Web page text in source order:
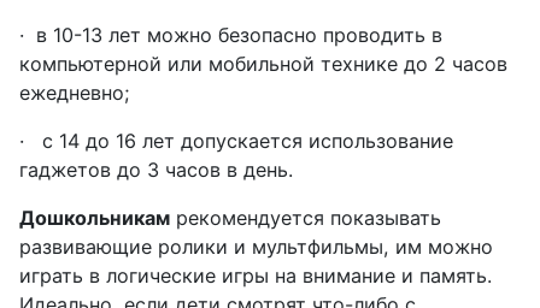
· в 10-13 лет можно безопасно проводить в
компьютерной или мобильной технике до 2 часов
ежедневно;
·
с 14 до 16 лет допускается использование
гаджетов до 3 часов в день.
Дошкольникам рекомендуется показывать
развивающие ролики и мультфильмы, им можно
играть в логические игры на внимание и память.